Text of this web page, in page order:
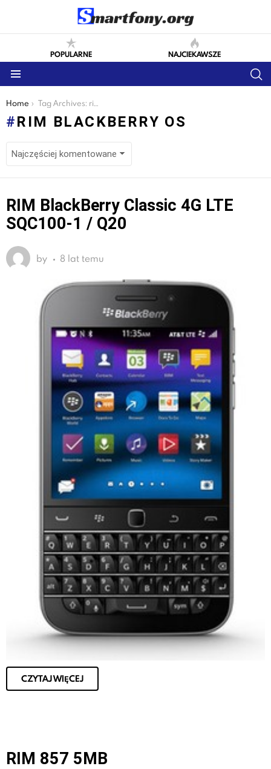
POPULARNE NAJCIEKAWSZE
You are here:
Home Tag Archives: rim blackberry os
RIM BLACKBERRY OS
LATEST
STORIES
RIM BlackBerry Classic 4G LTE
SQC100-1 / Q20
by 8 lat temu
CZYTAJ WIĘCEJ
RIM 857 5MB